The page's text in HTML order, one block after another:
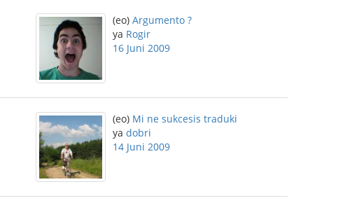
(eo) Argumento ?
ya Rogir
16 Juni 2009
(eo) Mi ne sukcesis traduki
ya dobri
14 Juni 2009